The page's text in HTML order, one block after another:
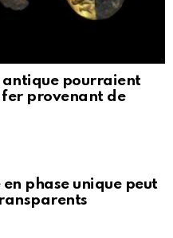
antique pourraient
provenant de
phase unique peut